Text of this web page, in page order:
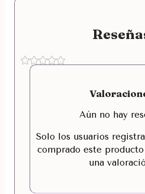
Aún no hay
Solo los usuarios
comprado este
una